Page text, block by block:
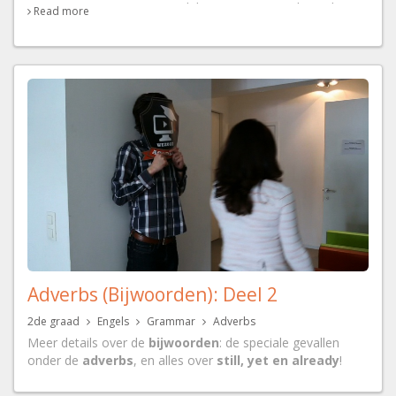
te weten waarin 'may' verschilt van 'can', en ook wat het
Read more
Adverbs (Bijwoorden): Deel 2
2de graad Engels Grammar Adverbs
Meer details over de bijwoorden: de speciale gevallen
onder de adverbs, en alles over still, yet en already!